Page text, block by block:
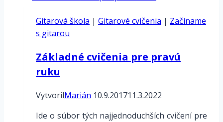
Gitarová škola | Gitarové cvičenia | Začíname
s gitarou
Základné cvičenia pre pravú
ruku
VytvorilMarián 10.9.201711.3.2022
Ide o súbor tých najjednoduchších cvičení pre